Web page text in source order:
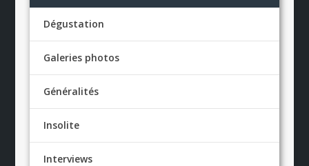
Dégustation
Galeries photos
Généralités
Insolite
Interviews